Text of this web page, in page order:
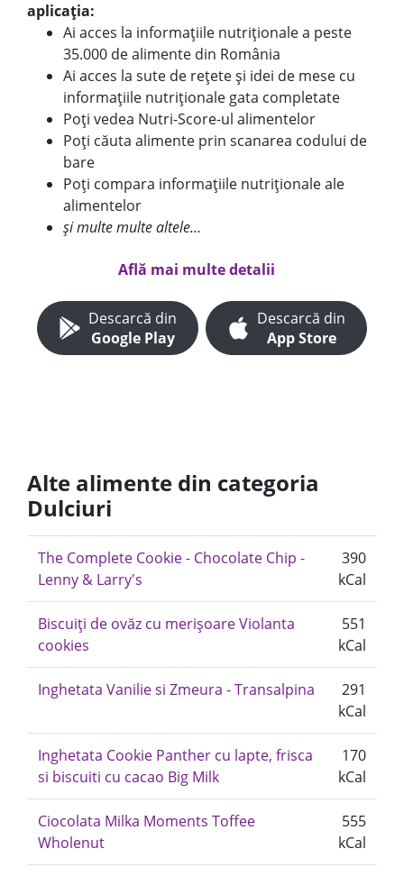
aplicația:
Ai acces la informațiile nutriționale a peste
35.000 de alimente din România
Ai acces la sute de rețete și idei de mese cu
informațiile nutriționale gata completate
Poți vedea Nutri-Score-ul alimentelor
Poți căuta alimente prin scanarea codului de
bare
Poți compara informațiile nutriționale ale
alimentelor
și multe multe altele...
Află mai multe detalii
Descarcă din
Google Play
Descarcă din
App Store
Alte alimente din categoria
Dulciuri
The Complete Cookie - Chocolate Chip -
Lenny & Larry's
390
kCal
Biscuiți de ovăz cu merișoare Violanta
cookies
551
kCal
Inghetata Vanilie si Zmeura - Transalpina
291
kCal
Inghetata Cookie Panther cu lapte, frisca
si biscuiti cu cacao Big Milk
170
kCal
Ciocolata Milka Moments Toffee
Wholenut
555
kCal